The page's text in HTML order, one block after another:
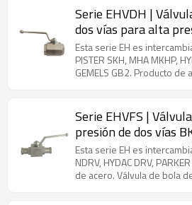
industrias, como la
agrícola, la ingeniería
y la industria de la pintura.
Serie EHVDH |
dos vías para alta
Esta serie EH es
PISTER SKH, MHA MKHP,
GEMELS GB2. Producto
maquinaria agrícola, la
ingeniería minera y la
Serie EHVFS |
presión de dos vías
J518C, ISO-6162
Esta serie EH es
NDRV, HYDAC DRV,
de acero. Válvula de bola